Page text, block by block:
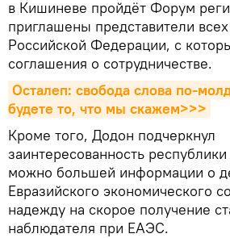
в Кишиневе пройдёт Форум
приглашены представители
Российской Федерации, с
соглашения о сотрудничестве.
Осталеп: свобода слова по-
будете то, что мы скажем>>>
Кроме того, Додон подчеркнул
заинтересованность
можно большей информации о
Евразийского экономического
надежду на скорое получение
наблюдателя при ЕАЭС.